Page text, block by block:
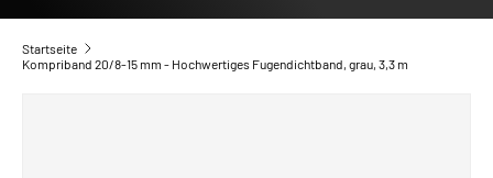
Startseite
Kompriband 20/8-15 mm - Hochwertiges Fugendichtband, grau, 3,3 m